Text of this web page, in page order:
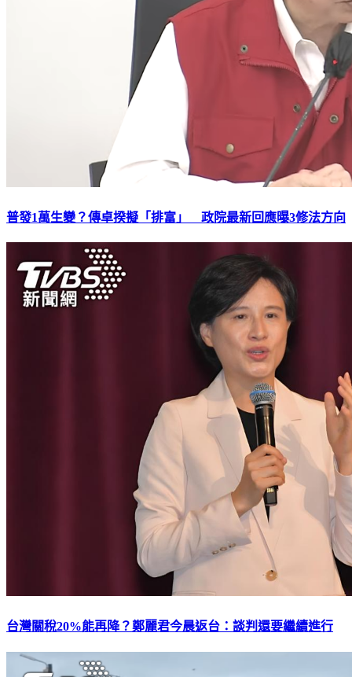
普發1萬生變？傳卓揆擬「排富」 政院最新回應曝3修法方向
台灣關稅20%能再降？鄭麗君今晨返台：談判還要繼續進行